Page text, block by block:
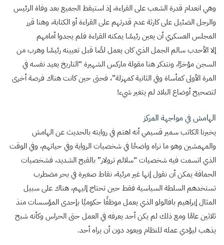
وهي انعدام قدرة الشعب على القراءة، إذ استيقظ الجميع بعد وفاة الرئيس
والرجل الضئيل على كارثة عدم قدرتهم على القراءة أو الكتابة، وهنا قرر
المجلس العسكري أن يعين رئيسًا يمكنه القراءة فلم يجدوا أمامهم
إلا الأحدب سالم الجمل الذي كان يعمل لصًا قبل تعيينه رئيسًا وهرب من
السجن مؤخرًا، ونتذكر هنا مقولة ماركس الشهيرة “التاريخ يعيد نفسه في
المرة الأولى كمأساة وفي الثانية كمهزلة”، فحتى حين كانت هناك فرصة أخرى
لتصحيح أوضاع البلاد لم يتغير شيء!
الهامش في مواجهة المركز
يخبرنا الكاتب سمير قسيمي أنه اهتم في روايته بالحديث عن الهامش
والمهمشين وهو ما نراه واضحًا في شخصيات الرواية وفي حياتهم، وفي الوقت
الذي اتسمت فيه شخصيات “سلالم ترولار” بالقبح الشديد، فشخصيات
الحماقة يمكن أن نقول إنها غير مرئية، نقاط صغيرة في بحر مضطرب
تستخدهم السلطة السياسية فقط حين تحتاج إليهم، هناك على سبيل
المثال إبراهيم بافالولو الذي يعمل موظفًا حكوميًا بإحدى المؤسسات منذ
ثلاثين عامًا ومع ذلك لم يكن أحد يعرفه في العمل حتى الحراس وكأنه شبح
يذهب ليؤدي عمله للنظام ويعود دون أن يراه أحد.